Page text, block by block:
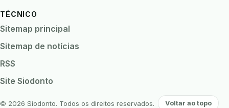
TÉCNICO
Sitemap principal
Sitemap de notícias
RSS
Site Siodonto
© 2026 Siodonto. Todos os direitos reservados. Voltar ao topo